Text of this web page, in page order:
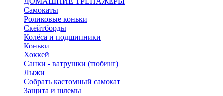
Самокаты
Роликовые коньки
Скейтборды
Колёса и подшипники
Коньки
Хоккей
Санки - ватрушки (тюбинг)
Лыжи
Собрать кастомный самокат
Защита и шлемы